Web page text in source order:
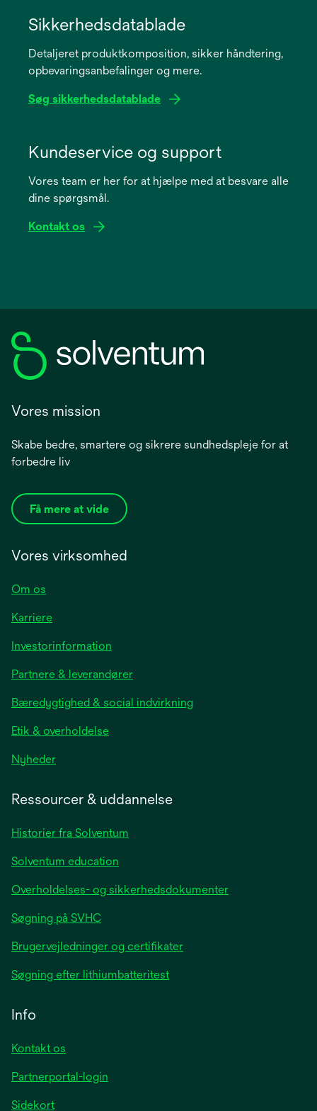
new
Sikkerhedsdatablade
Detaljeret produktkomposition, sikker håndtering,
opbevaringsanbefalinger og mere.
Søg sikkerhedsdatablade
new
Kundeservice og support
Vores team er her for at hjælpe med at besvare alle
dine spørgsmål.
Kontakt os
Vores mission
Skabe bedre, smartere og sikrere sundhedspleje for at
forbedre liv
Få mere at vide
Vores virksomhed
Om os
Karriere
Investorinformation
a
new
Partnere & leverandører
Bæredygtighed & social indvirkning
Etik & overholdelse
Nyhederopens
tab
Ressourcer & uddannelse
Historier fra Solventum
Solventum education
Overholdelses- og sikkerhedsdokumenter
Søgning på SVHC
Brugervejledninger og certifikater
Søgning efter lithiumbatteritest
Info
Kontakt os
Partnerportal-login
Sidekort